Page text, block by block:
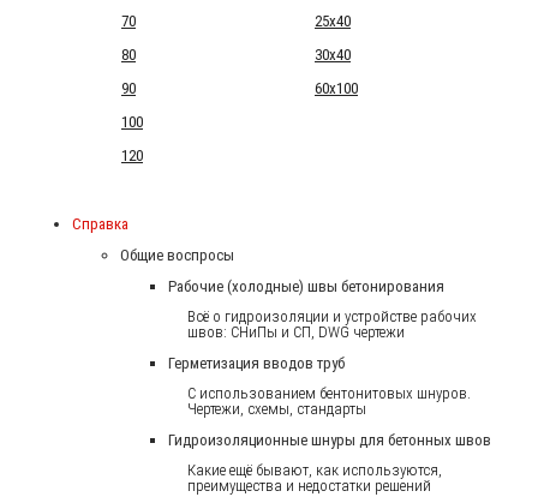
70
25x40
80
30x40
90
60x100
100
120
Справка
Общие воспросы
Рабочие (холодные) швы бетонирования
Всё о гидроизоляции и устройстве рабочих
швов: СНиПы и СП, DWG чертежи
Герметизация вводов труб
С использованием бентонитовых шнуров.
Чертежи, схемы, стандарты
Гидроизоляционные шнуры для бетонных швов
Какие ещё бывают, как используются,
преимущества и недостатки решений